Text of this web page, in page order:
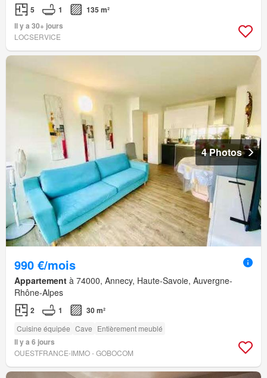
5 1
135 m²
Il y a 30+ jours
LOCSERVICE
4 Photos
990 €/mois
Appartement à 74000, Annecy, Haute-Savoie, Auvergne-
Rhône-Alpes
2 1 30 m²
Cuisine équipée Cave Entièrement meublé
Il y a 6 jours
OUESTFRANCE-IMMO - GOBOCOM